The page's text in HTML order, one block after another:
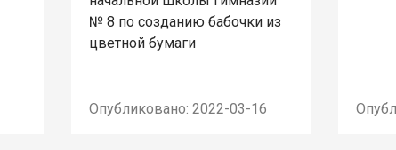
№ 8 по созданию бабочки из
цветной бумаги
Опубликовано: 2022-03-16